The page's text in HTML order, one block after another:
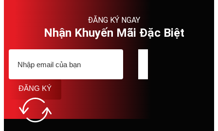
ĐĂNG KÝ NGAY
Nhận Khuyến Mãi Đặc Biệt
ĐĂNG KÝ